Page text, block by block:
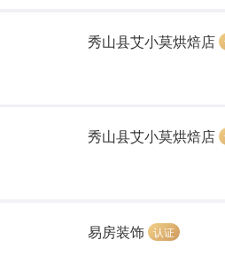
秀山县艾小莫烘焙店
秀山县艾小莫烘焙店
易房装饰 认证